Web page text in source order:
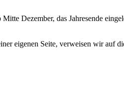
Dezember, das Jahresende
eigenen Seite, verweisen wir auf